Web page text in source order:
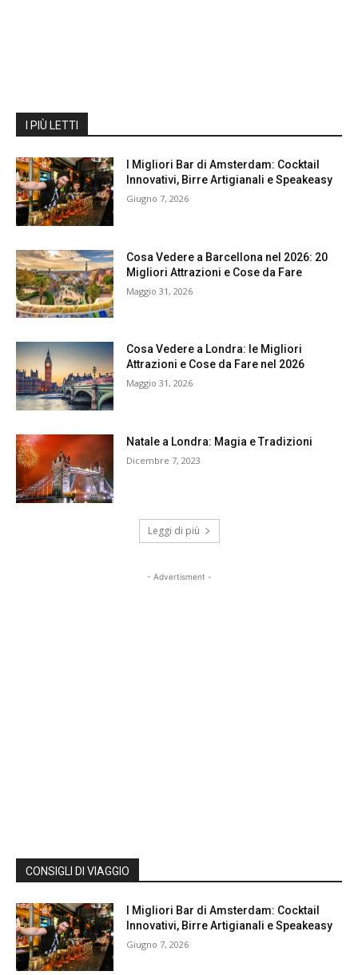
I PIÙ LETTI
I Migliori Bar di Amsterdam: Cocktail
Innovativi, Birre Artigianali e Speakeasy
Giugno 7, 2026
Cosa Vedere a Barcellona nel 2026: 20
Migliori Attrazioni e Cose da Fare
Maggio 31, 2026
Cosa Vedere a Londra: le Migliori
Attrazioni e Cose da Fare nel 2026
Maggio 31, 2026
Natale a Londra: Magia e Tradizioni
Dicembre 7, 2023
Leggi di più
- Advertisment -
CONSIGLI DI VIAGGIO
I Migliori Bar di Amsterdam: Cocktail
Innovativi, Birre Artigianali e Speakeasy
Giugno 7, 2026